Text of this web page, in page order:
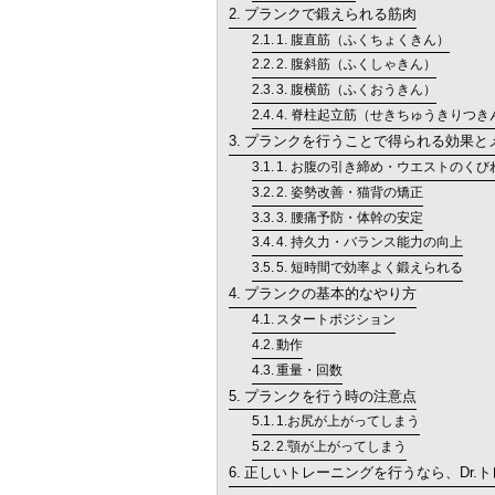
プランクで鍛えられる筋肉
1. 腹直筋（ふくちょくきん）
2. 腹斜筋（ふくしゃきん）
3. 腹横筋（ふくおうきん）
4. 脊柱起立筋（せきちゅうきりつき
プランクを行うことで得られる効果と
1. お腹の引き締め・ウエストのくび
2. 姿勢改善・猫背の矯正
3. 腰痛予防・体幹の安定
4. 持久力・バランス能力の向上
5. 短時間で効率よく鍛えられる
プランクの基本的なやり方
スタートポジション
動作
重量・回数
プランクを行う時の注意点
1.お尻が上がってしまう
2.顎が上がってしまう
正しいトレーニングを行うなら、Dr.ト